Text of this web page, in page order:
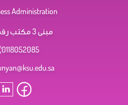
Administration
مبنى 3 مكتب رقم 43
0118052085